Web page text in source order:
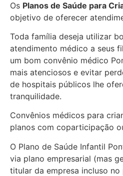
Os Planos de Saúde para
objetivo de oferecer
Toda família deseja utilizar
atendimento médico a seus
um bom convênio médico
mais atenciosos e evitar
de hospitais públicos lhe
tranquilidade.
Convênios médicos para
planos com coparticipação
O Plano de Saúde Infantil
via plano empresarial (mas
titular da empresa incluso